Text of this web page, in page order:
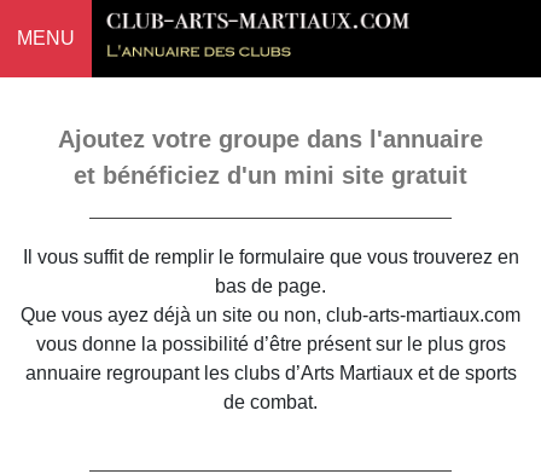
MENU
Ajoutez votre groupe dans l'annuaire
et bénéficiez d'un mini site gratuit
Il vous suffit de remplir le formulaire que vous trouverez en
bas de page.
Que vous ayez déjà un site ou non, club-arts-martiaux.com
vous donne la possibilité d’être présent sur le plus gros
annuaire regroupant les clubs d’Arts Martiaux et de sports
de combat.